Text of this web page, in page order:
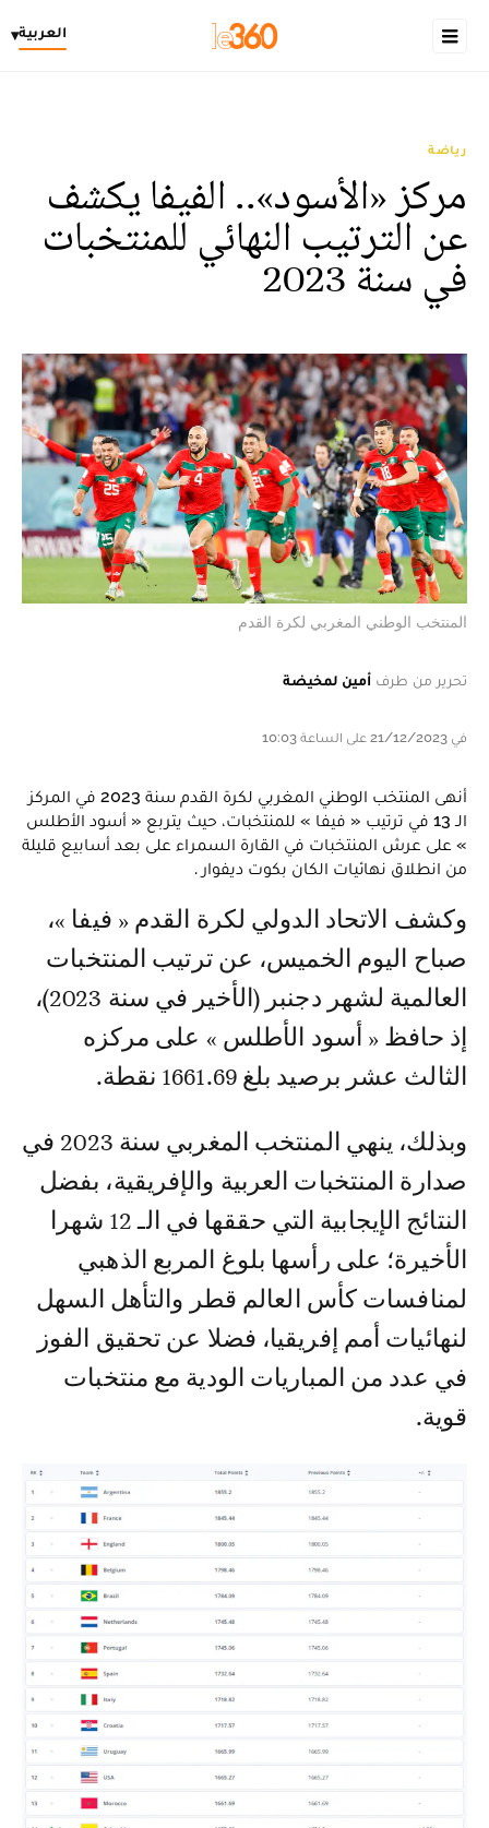
العربية▾
رياضة
مركز «الأسود».. الفيفا يكشف
عن الترتيب النهائي للمنتخبات
في سنة 2023
المنتخب الوطني المغربي لكرة القدم
تحرير من طرف أمين لمخيضة
في 21/12/2023 على الساعة 10:03
أنهى المنتخب الوطني المغربي لكرة القدم سنة 2023 في المركز
الـ 13 في ترتيب « فيفا » للمنتخبات، حيث يتربع « أسود الأطلس
» على عرش المنتخبات في القارة السمراء على بعد أسابيع قليلة
من انطلاق نهائيات الكان بكوت ديفوار .
وكشف الاتحاد الدولي لكرة القدم « فيفا »،
صباح اليوم الخميس، عن ترتيب المنتخبات
العالمية لشهر دجنبر (الأخير في سنة 2023)،
إذ حافظ « أسود الأطلس » على مركزه
الثالث عشر برصيد بلغ 1661.69 نقطة.
وبذلك، ينهي المنتخب المغربي سنة 2023 في
صدارة المنتخبات العربية والإفريقية، بفضل
النتائج الإيجابية التي حققها في الـ 12 شهرا
الأخيرة؛ على رأسها بلوغ المربع الذهبي
لمنافسات كأس العالم قطر والتأهل السهل
لنهائيات أمم إفريقيا، فضلا عن تحقيق الفوز
في عدد من المباريات الودية مع منتخبات
قوية.